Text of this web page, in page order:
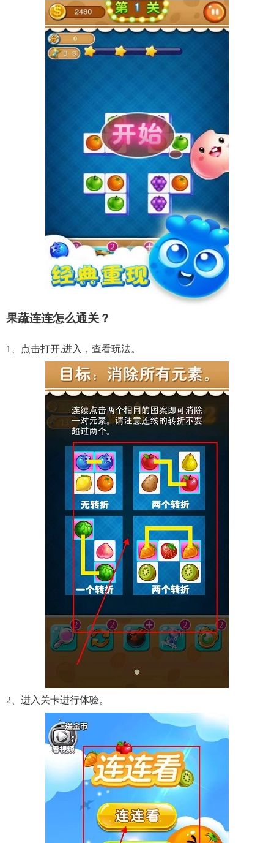
果蔬连连怎么通关？
1、点击打开,进入，查看玩法。
2、进入关卡进行体验。